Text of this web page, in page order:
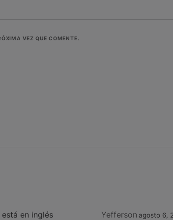
VEZ QUE COMENTE.
Yefferson agosto 6,
en inglés